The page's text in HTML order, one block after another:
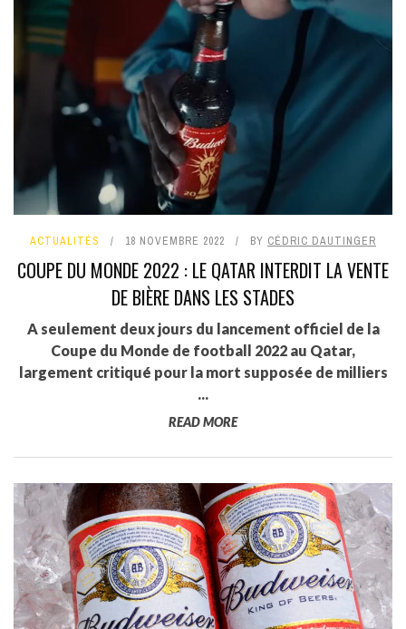
ACTUALITÉS 18 NOVEMBRE 2022 BY CÉDRIC DAUTINGER
COUPE DU MONDE 2022 : LE QATAR INTERDIT LA VENTE
DE BIÈRE DANS LES STADES
A seulement deux jours du lancement officiel de la
Coupe du Monde de football 2022 au Qatar,
largement critiqué pour la mort supposée de milliers
...
READ MORE